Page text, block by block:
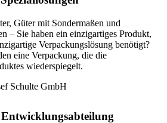
Güter mit Sondermaßen und
– Sie haben ein einzigartiges Produkt,
Verpackungslösung benötigt?
eine Verpackung, die die
wiederspiegelt.